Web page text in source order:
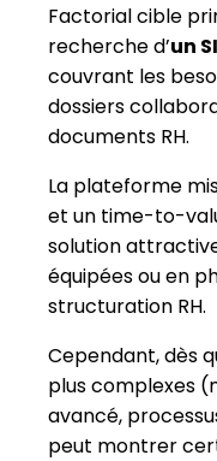
Factorial cible
recherche d’un
couvrant les
dossiers
documents RH.
La plateforme
et un time-to-
solution
équipées ou en
structuration RH.
Cependant, dès
plus complexes
avancé,
peut montrer